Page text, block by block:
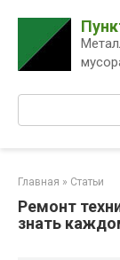
контенту
Главная » Статьи
Ремонт
знать